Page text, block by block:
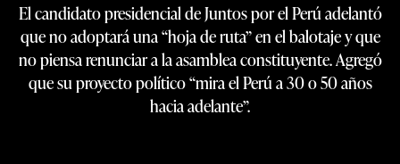
El candidato presidencial de Juntos por el Perú adelantó
que no adoptará una “hoja de ruta” en el balotaje y que
no piensa renunciar a la asamblea constituyente. Agregó
que su proyecto político “mira el Perú a 30 o 50 años
hacia adelante”.